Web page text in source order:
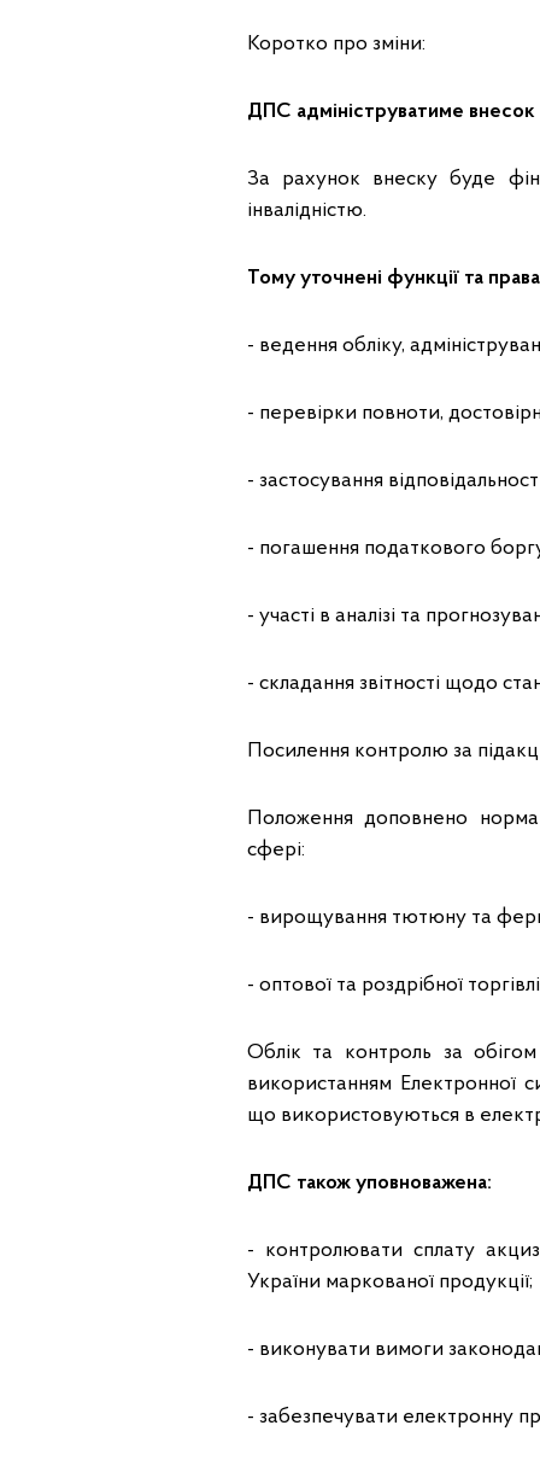
Коротко про зміни:
ДПС адмініструватиме внесок
За рахунок внеску буде
інвалідністю.
Тому уточнені функції та
- ведення обліку,
- перевірки повноти,
- застосування
- погашення податкового
- участі в аналізі та
- складання звітності щодо
Посилення контролю за
Положення доповнено
сфері:
- вирощування тютюну та
- оптової та роздрібної
Облік та контроль за
використанням Електронної
що використовуються в
ДПС також уповноважена:
- контролювати сплату
України маркованої продукції;
- виконувати вимоги
- забезпечувати електронну